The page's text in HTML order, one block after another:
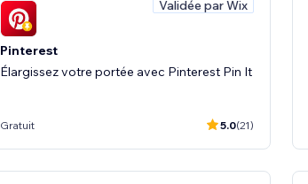
Validée par Wix
Pinterest
Élargissez votre portée avec Pinterest Pin It
Gratuit 5.0(21)